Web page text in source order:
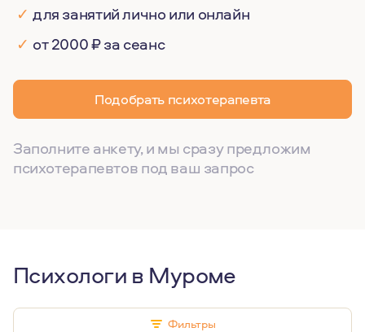
✓ для занятий лично или онлайн
✓ от 2000 ₽ за сеанс
Подобрать психотерапевта
Заполните анкету, и мы сразу предложим
психотерапевтов под ваш запрос
Психологи в Муроме
Фильтры